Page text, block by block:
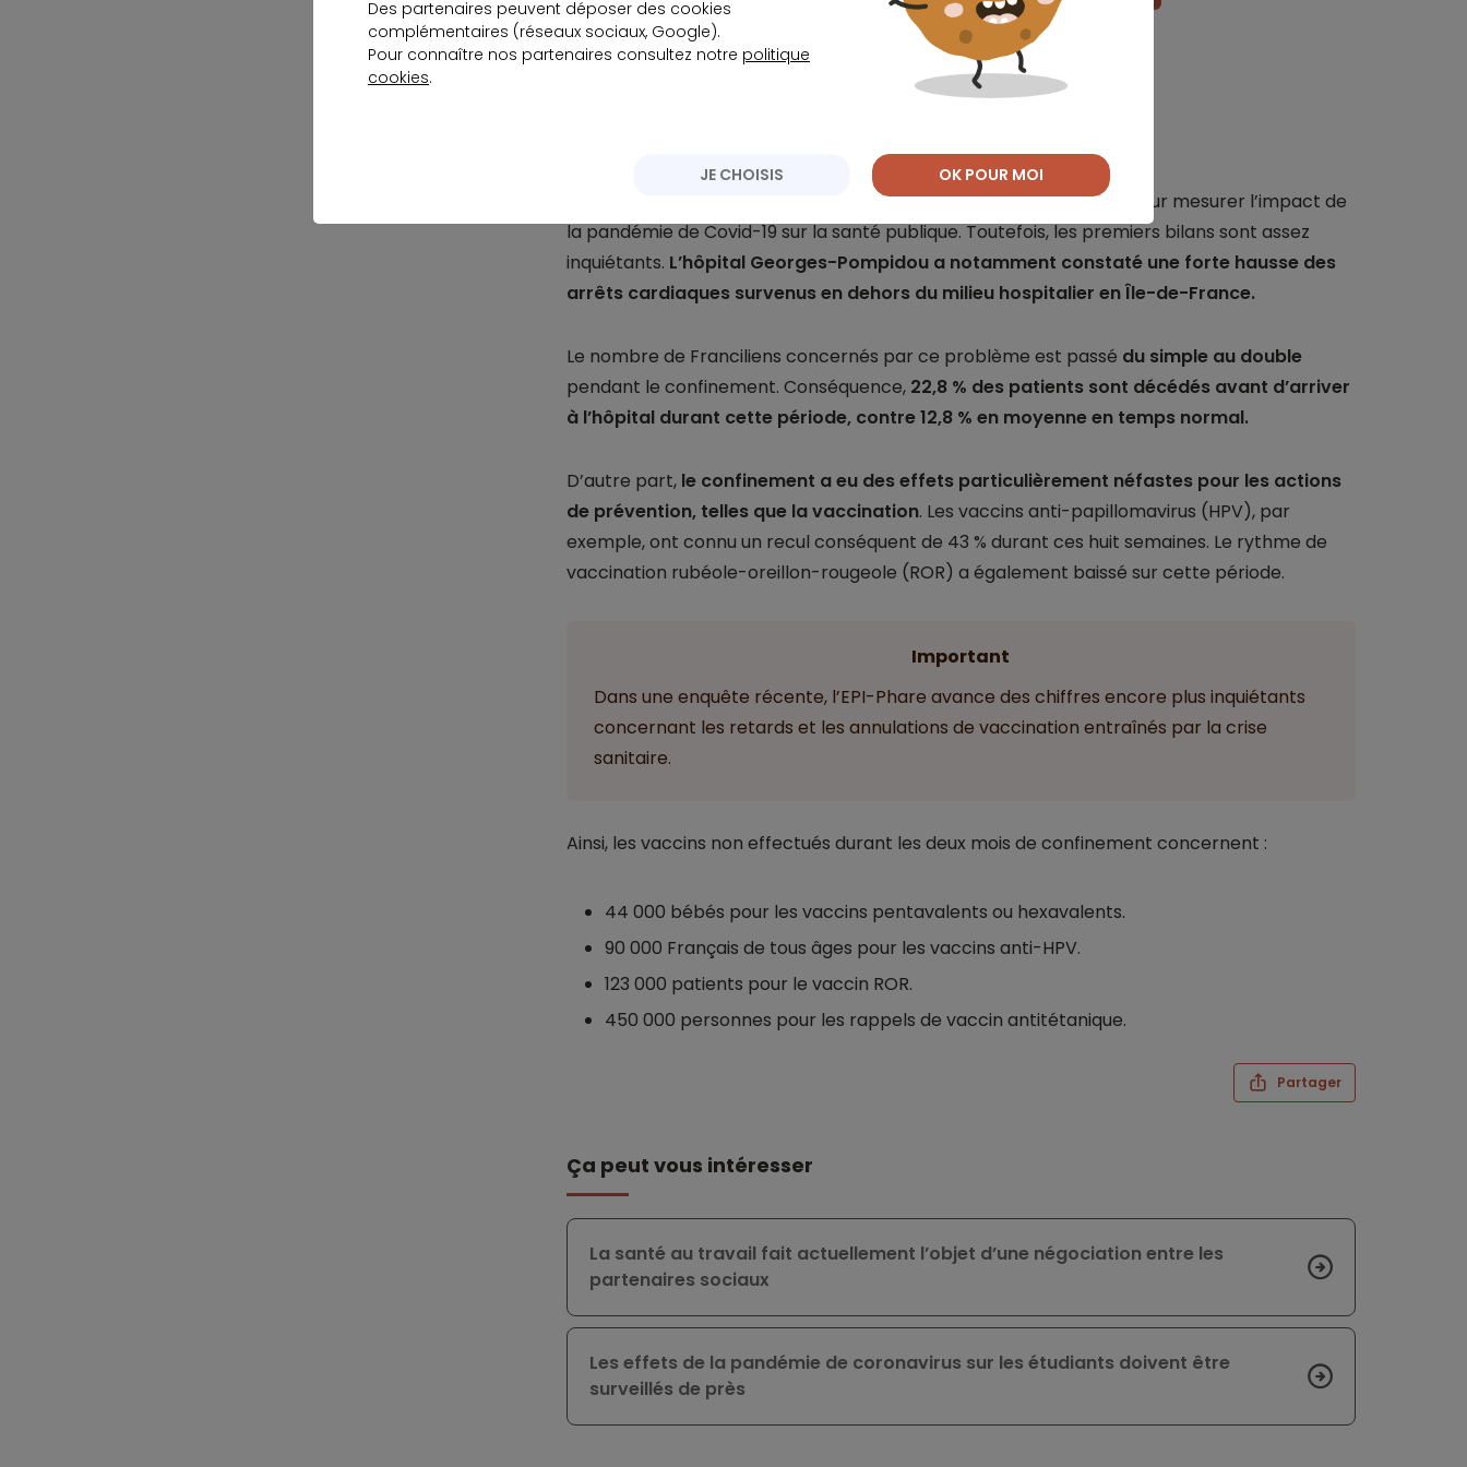
Des risques non négligeables pour la population
Selon la Cnam, les acteurs du secteur manquent encore de recul pour mesurer l’impact de
la pandémie de Covid-19 sur la santé publique. Toutefois, les premiers bilans sont assez
inquiétants. L’hôpital Georges-Pompidou a notamment constaté une forte hausse des
arrêts cardiaques survenus en dehors du milieu hospitalier en Île-de-France.
Le nombre de Franciliens concernés par ce problème est passé du simple au double
pendant le confinement. Conséquence, 22,8 % des patients sont décédés avant d’arriver
à l’hôpital durant cette période, contre 12,8 % en moyenne en temps normal.
D’autre part, le confinement a eu des effets particulièrement néfastes pour les actions
de prévention, telles que la vaccination. Les vaccins anti-papillomavirus (HPV), par
exemple, ont connu un recul conséquent de 43 % durant ces huit semaines. Le rythme de
vaccination rubéole-oreillon-rougeole (ROR) a également baissé sur cette période.
Important
Dans une enquête récente, l’EPI-Phare avance des chiffres encore plus inquiétants
concernant les retards et les annulations de vaccination entraînés par la crise
sanitaire.
Ainsi, les vaccins non effectués durant les deux mois de confinement concernent :
44 000 bébés pour les vaccins pentavalents ou hexavalents.
90 000 Français de tous âges pour les vaccins anti-HPV.
123 000 patients pour le vaccin ROR.
450 000 personnes pour les rappels de vaccin antitétanique.
Partager
Ça peut vous intéresser
La santé au travail fait actuellement l’objet d’une négociation entre les
partenaires sociaux
Les effets de la pandémie de coronavirus sur les étudiants doivent être
surveillés de près
Des partenaires peuvent déposer des cookies
complémentaires (réseaux sociaux, Google).
Pour connaître nos partenaires consultez notre politique
cookies.
JE CHOISIS OK POUR MOI